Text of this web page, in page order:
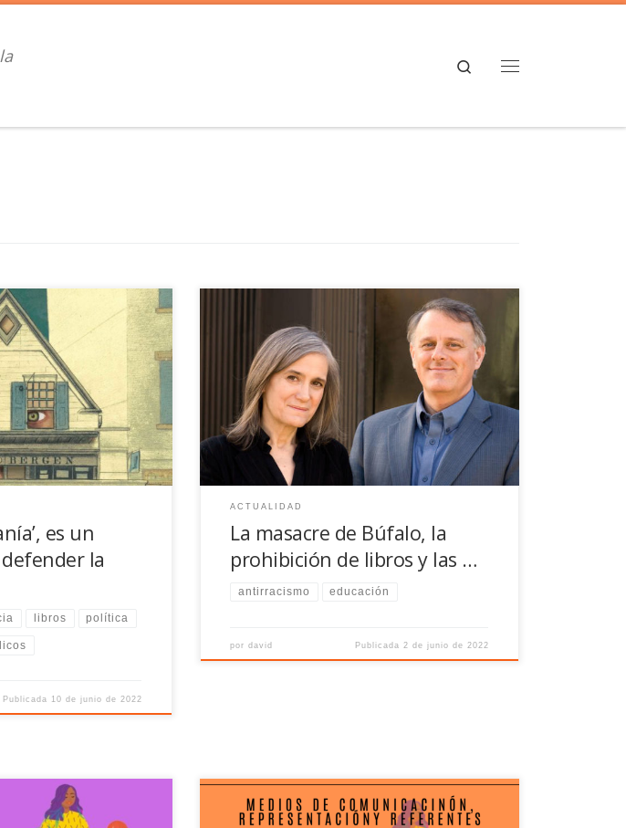
Search
la victoria electoral de
Timothy Snyder publicó
Gutenberg), en el que
claves para actuar con
ante los
mayores éxitos
que ahora la
Nora Krug ilustra en una
tiranía. Veinte lecciones del
es un
la
libros política
Publicada 10 de junio de 2022
Limitar el acceso a las armas de fuego, ampliar el
acceso a la educación sobre el papel del racismo en
nuestra sociedad y aprender a “cómo ser un
antirracista” son pasos fundamentales para detener
el horror del odio y sanar las heridas enquistadas
durante tanto tiempo.
ACTUALIDAD
La masacre de Búfalo, la
prohibición de libros y las …
antirracismo educación
pordavid Publicada 2 de junio de 2022